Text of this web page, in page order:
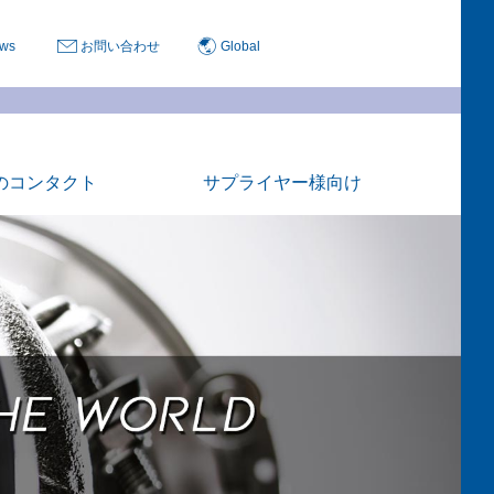
お問い合わせ Global
コンタクト サプライヤー様向け